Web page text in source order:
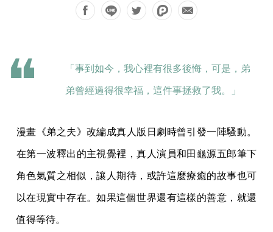
「事到如今，我心裡有很多後悔，可是，弟
弟曾經過得很幸福，這件事拯救了我。」
漫畫《弟之夫》改編成真人版日劇時曾引發一陣騷動。
在第一波釋出的主視覺裡，真人演員和田龜源五郎筆下
角色氣質之相似，讓人期待，或許這麼療癒的故事也可
以在現實中存在。如果這個世界還有這樣的善意，就還
值得等待。